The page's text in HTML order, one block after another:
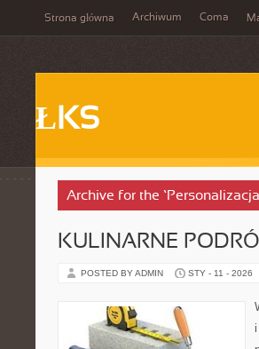
Strona główna Archiwum Coma
ŁKS
Archive for the
KULINARNE
POSTED BY ADMIN STY - 11 - 2026